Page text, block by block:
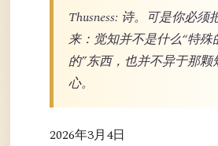
Thusness: 诗。可是你必须
来：觉知并不是什么“特殊
的”东西，也并不异于那颗
心。
2026年3月4日